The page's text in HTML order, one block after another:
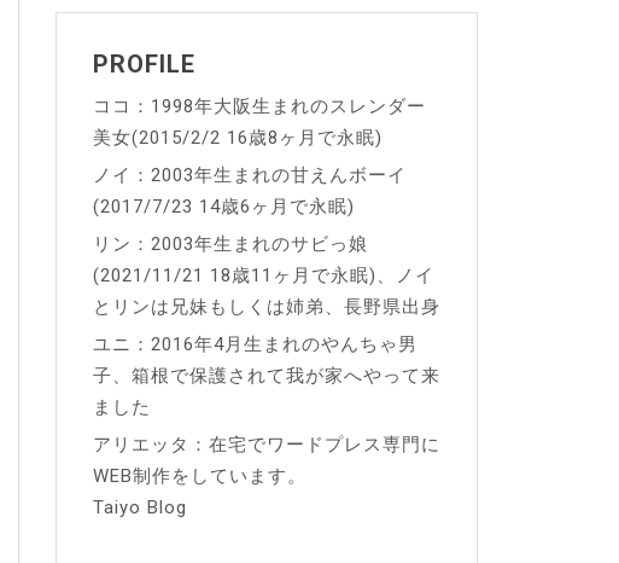
PROFILE
ココ：1998年大阪生まれのスレンダー
美女(2015/2/2 16歳8ヶ月で永眠)
ノイ：2003年生まれの甘えんボーイ
(2017/7/23 14歳6ヶ月で永眠)
リン：2003年生まれのサビっ娘
(2021/11/21 18歳11ヶ月で永眠)、ノイ
とリンは兄妹もしくは姉弟、長野県出身
ユニ：2016年4月生まれのやんちゃ男
子、箱根で保護されて我が家へやって来
ました
アリエッタ：在宅でワードプレス専門に
WEB制作をしています。
Taiyo Blog